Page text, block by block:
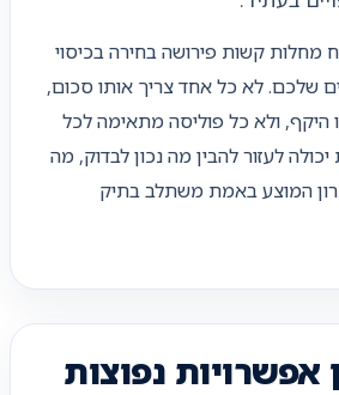
מחלות קשות פירושה בחירה בכיסוי
שלכם. לא כל אחד צריך אותו סכום,
היקף, ולא כל פוליסה מתאימה לכל
לעזור להבין מה נכון לבדוק, מה
המוצע באמת משתלב בתיק
אפשרויות נפוצות